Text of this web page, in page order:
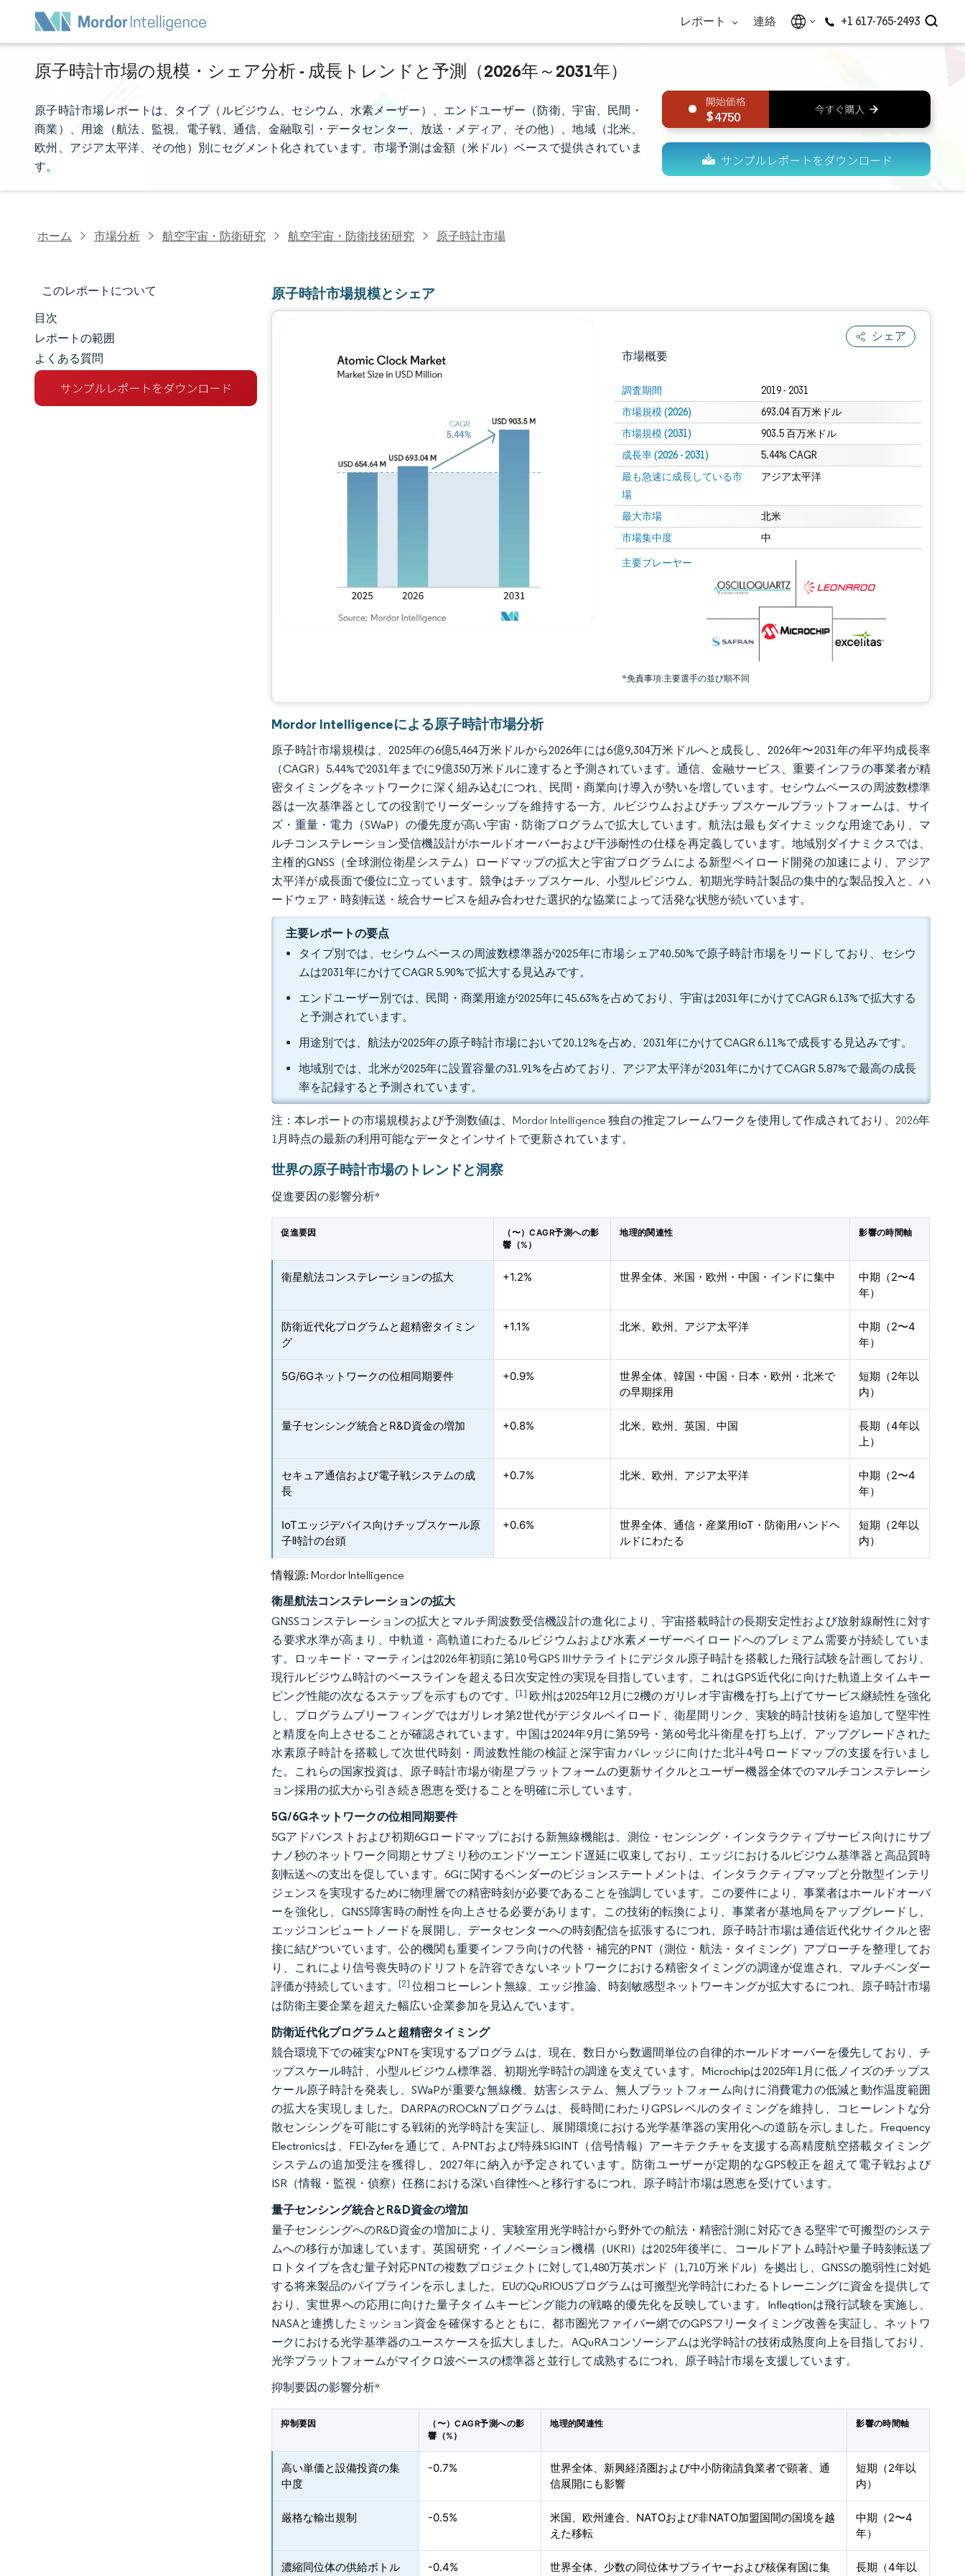
レポート 連絡 +1 617-765-2493
原子時計市場の規模・シェア分析 - 成長トレンドと予測（2026年～2031年）
原子時計市場レポートは、タイプ（ルビジウム、セシウム、水素メーザー）、エンドユーザー（防衛、宇宙、民間・
商業）、用途（航法、監視、電子戦、通信、金融取引・データセンター、放送・メディア、その他）、地域（北米、
欧州、アジア太平洋、その他）別にセグメント化されています。市場予測は金額（米ドル）ベースで提供されていま
す。
4750
ホーム 市場分析 航空宇宙・防衛研究 航空宇宙・防衛技術研究 原子時計市場
このレポートについて
市場規模とシェア
市場分析
トレンドとインサイト
目次
レポートの範囲
よくある質問
原子時計市場規模とシェア
シェア
市場概要
調査期間 2019 - 2031
市場規模 (2026) 693.04 百万米ドル
市場規模 (2031) 903.5 百万米ドル
成長率 (2026 - 2031) 5.44% CAGR
最も急速に成長している市
場
アジア太平洋
最大市場 北米
市場集中度 中
主要プレーヤー
*免責事項:主要選手の並び順不同
画像 © Mordor Intelligence。再利用にはCC BY 4.0の表示が必要です。
画像 © Mordor Intelligence。再利用にはCC BY 4.0の表示が必要です。
Mordor Intelligenceによる原子時計市場分析
原子時計市場規模は、2025年の6億5,464万米ドルから2026年には6億9,304万米ドルへと成長し、2026年〜2031年の年平均成長率
（CAGR）5.44%で2031年までに9億350万米ドルに達すると予測されています。通信、金融サービス、重要インフラの事業者が精
密タイミングをネットワークに深く組み込むにつれ、民間・商業向け導入が勢いを増しています。セシウムベースの周波数標準
器は一次基準器としての役割でリーダーシップを維持する一方、ルビジウムおよびチップスケールプラットフォームは、サイ
ズ・重量・電力（SWaP）の優先度が高い宇宙・防衛プログラムで拡大しています。航法は最もダイナミックな用途であり、マ
ルチコンステレーション受信機設計がホールドオーバーおよび干渉耐性の仕様を再定義しています。地域別ダイナミクスでは、
主権的GNSS（全球測位衛星システム）ロードマップの拡大と宇宙プログラムによる新型ペイロード開発の加速により、アジア
太平洋が成長面で優位に立っています。競争はチップスケール、小型ルビジウム、初期光学時計製品の集中的な製品投入と、ハ
ードウェア・時刻転送・統合サービスを組み合わせた選択的な協業によって活発な状態が続いています。
主要レポートの要点
タイプ別では、セシウムベースの周波数標準器が2025年に市場シェア40.50%で原子時計市場をリードしており、セシウ
ムは2031年にかけてCAGR 5.90%で拡大する見込みです。
エンドユーザー別では、民間・商業用途が2025年に45.63%を占めており、宇宙は2031年にかけてCAGR 6.13%で拡大する
と予測されています。
用途別では、航法が2025年の原子時計市場において20.12%を占め、2031年にかけてCAGR 6.11%で成長する見込みです。
地域別では、北米が2025年に設置容量の31.91%を占めており、アジア太平洋が2031年にかけてCAGR 5.87%で最高の成長
率を記録すると予測されています。
注：本レポートの市場規模および予測数値は、Mordor Intelligence 独自の推定フレームワークを使用して作成されており、2026年
1月時点の最新の利用可能なデータとインサイトで更新されています。
世界の原子時計市場のトレンドと洞察
促進要因の影響分析*
促進要因
（〜）CAGR予測への影
響（%）
地理的関連性 影響の時間軸
衛星航法コンステレーションの拡大 +1.2% 世界全体、米国・欧州・中国・インドに集中
中期（2〜4
年）
防衛近代化プログラムと超精密タイミン
グ
+1.1% 北米、欧州、アジア太平洋
中期（2〜4
年）
5G/6Gネットワークの位相同期要件 +0.9%
世界全体、韓国・中国・日本・欧州・北米で
の早期採用
短期（2年以
内）
量子センシング統合とR&D資金の増加 +0.8% 北米、欧州、英国、中国
長期（4年以
上）
セキュア通信および電子戦システムの成
長
+0.7% 北米、欧州、アジア太平洋
中期（2〜4
年）
IoTエッジデバイス向けチップスケール原
子時計の台頭
+0.6%
世界全体、通信・産業用IoT・防衛用ハンドヘ
ルドにわたる
短期（2年以
内）
情報源: Mordor Intelligence
衛星航法コンステレーションの拡大
GNSSコンステレーションの拡大とマルチ周波数受信機設計の進化により、宇宙搭載時計の長期安定性および放射線耐性に対す
る要求水準が高まり、中軌道・高軌道にわたるルビジウムおよび水素メーザーペイロードへのプレミアム需要が持続していま
す。ロッキード・マーティンは2026年初頭に第10号GPS IIIサテライトにデジタル原子時計を搭載した飛行試験を計画しており、
現行ルビジウム時計のベースラインを超える日次安定性の実現を目指しています。これはGPS近代化に向けた軌道上タイムキー
ピング性能の次なるステップを示すものです。[1] 欧州は2025年12月に2機のガリレオ宇宙機を打ち上げてサービス継続性を強化
し、プログラムブリーフィングではガリレオ第2世代がデジタルペイロード、衛星間リンク、実験的時計技術を追加して堅牢性
と精度を向上させることが確認されています。中国は2024年9月に第59号・第60号北斗衛星を打ち上げ、アップグレードされた
水素原子時計を搭載して次世代時刻・周波数性能の検証と深宇宙カバレッジに向けた北斗4号ロードマップの支援を行いまし
た。これらの国家投資は、原子時計市場が衛星プラットフォームの更新サイクルとユーザー機器全体でのマルチコンステレーシ
ョン採用の拡大から引き続き恩恵を受けることを明確に示しています。
5G/6Gネットワークの位相同期要件
5Gアドバンストおよび初期6Gロードマップにおける新無線機能は、測位・センシング・インタラクティブサービス向けにサブ
ナノ秒のネットワーク同期とサブミリ秒のエンドツーエンド遅延に収束しており、エッジにおけるルビジウム基準器と高品質時
刻転送への支出を促しています。6Gに関するベンダーのビジョンステートメントは、インタラクティブマップと分散型インテリ
ジェンスを実現するために物理層での精密時刻が必要であることを強調しています。この要件により、事業者はホールドオーバ
ーを強化し、GNSS障害時の耐性を向上させる必要があります。この技術的転換により、事業者が基地局をアップグレードし、
エッジコンピュートノードを展開し、データセンターへの時刻配信を拡張するにつれ、原子時計市場は通信近代化サイクルと密
接に結びついています。公的機関も重要インフラ向けの代替・補完的PNT（測位・航法・タイミング）アプローチを整理してお
り、これにより信号喪失時のドリフトを許容できないネットワークにおける精密タイミングの調達が促進され、マルチベンダー
評価が持続しています。 [2] 位相コヒーレント無線、エッジ推論、時刻敏感型ネットワーキングが拡大するにつれ、原子時計市場
は防衛主要企業を超えた幅広い企業参加を見込んでいます。
防衛近代化プログラムと超精密タイミング
競合環境下での確実なPNTを実現するプログラムは、現在、数日から数週間単位の自律的ホールドオーバーを優先しており、チ
ップスケール時計、小型ルビジウム標準器、初期光学時計の調達を支えています。Microchipは2025年1月に低ノイズのチップス
ケール原子時計を発表し、SWaPが重要な無線機、妨害システム、無人プラットフォーム向けに消費電力の低減と動作温度範囲
の拡大を実現しました。DARPAのROCkNプログラムは、長時間にわたりGPSレベルのタイミングを維持し、コヒーレントな分
散センシングを可能にする戦術的光学時計を実証し、展開環境における光学基準器の実用化への道筋を示しました。Frequency
Electronicsは、FEI-Zyferを通じて、A-PNTおよび特殊SIGINT（信号情報）アーキテクチャを支援する高精度航空搭載タイミング
システムの追加受注を獲得し、2027年に納入が予定されています。防衛ユーザーが定期的なGPS較正を超えて電子戦および
ISR（情報・監視・偵察）任務における深い自律性へと移行するにつれ、原子時計市場は恩恵を受けています。
量子センシング統合とR&D資金の増加
量子センシングへのR&D資金の増加により、実験室用光学時計から野外での航法・精密計測に対応できる堅牢で可搬型のシステ
ムへの移行が加速しています。英国研究・イノベーション機構（UKRI）は2025年後半に、コールドアトム時計や量子時刻転送プ
ロトタイプを含む量子対応PNTの複数プロジェクトに対して1,480万英ポンド（1,710万米ドル）を拠出し、GNSSの脆弱性に対処
する将来製品のパイプラインを示しました。EUのQuRIOUSプログラムは可搬型光学時計にわたるトレーニングに資金を提供して
おり、実世界への応用に向けた量子タイムキーピング能力の戦略的優先化を反映しています。Infleqtionは飛行試験を実施し、
NASAと連携したミッション資金を確保するとともに、都市圏光ファイバー網でのGPSフリータイミング改善を実証し、ネットワ
ークにおける光学基準器のユースケースを拡大しました。AQuRAコンソーシアムは光学時計の技術成熟度向上を目指しており、
光学プラットフォームがマイクロ波ベースの標準器と並行して成熟するにつれ、原子時計市場を支援しています。
抑制要因の影響分析*
抑制要因
（〜）CAGR予測への影
響（%）
地理的関連性 影響の時間軸
高い単価と設備投資の集
中度
-0.7%
世界全体、新興経済圏および中小防衛請負業者で顕著、通
信展開にも影響
短期（2年以
内）
厳格な輸出規制 -0.5%
米国、欧州連合、NATOおよび非NATO加盟国間の国境を越
えた移転
中期（2〜4
年）
濃縮同位体の供給ボトル -0.4% 世界全体、少数の同位体サプライヤーおよび核保有国に集 長期（4年以